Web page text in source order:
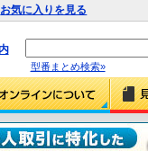
お気に入りを見る
型番まとめ検索»